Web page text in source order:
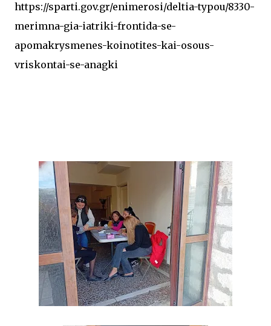
https://sparti.gov.gr/enimerosi/deltia-typou/8330-
merimna-gia-iatriki-frontida-se-
apomakrysmenes-koinotites-kai-osous-
vriskontai-se-anagki